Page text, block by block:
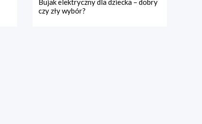
Bujak elektryczny dla dziecka – dobry
czy zły wybór?